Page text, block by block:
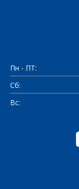
Пн - ПТ:
Сб:
Вс: